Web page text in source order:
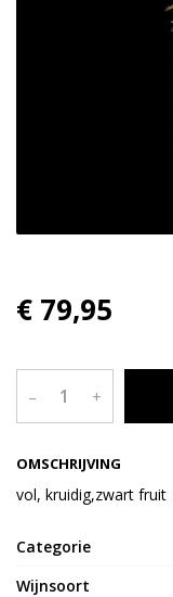
OMSCHRIJVING
vol, kruidig,zwart fruit
€ 79,95
– +
Categorie
Wijnsoort